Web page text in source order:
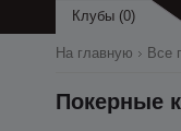
Клубы (0)
На главную Все
Покерные